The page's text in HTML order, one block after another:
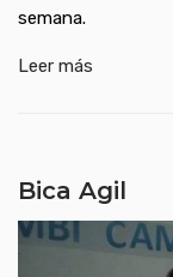
semana.
Leer más
Bica Agil